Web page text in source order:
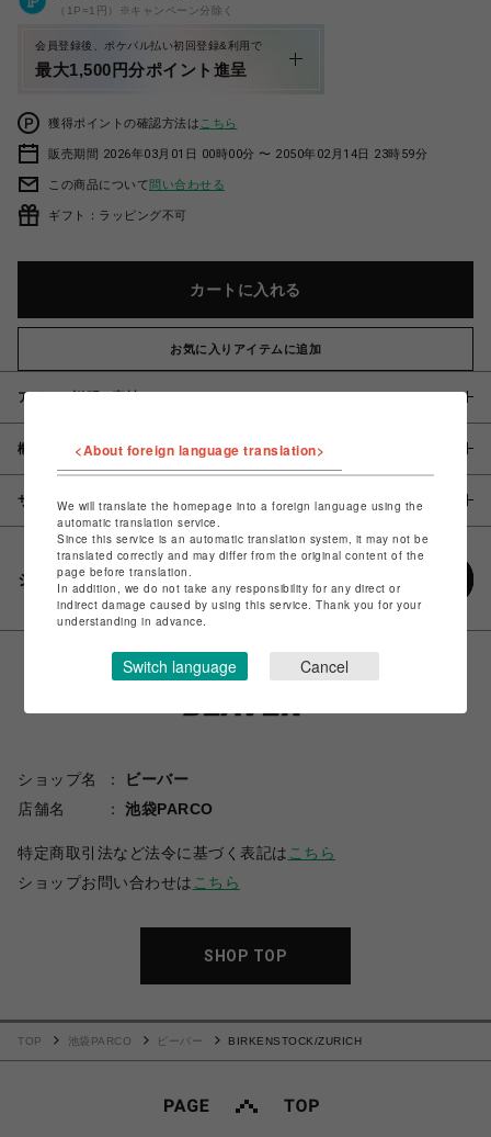
（1P=1円）※キャンペーン分除く
会員登録後、ポケパル払い初回登録&利用で
最大1,500円分ポイント進呈
獲得ポイントの確認方法は こちら
販売期間 2026年03月01日 00時00分 〜 2050年02月14日 23時59分
この商品について問い合わせる
ギフト：ラッピング不可
カートに入れる
お気に入りアイテムに追加
アイテム説明 / 素材
概要
サイズ
シェアする
ショップ名
ビーバー
店舗名
池袋PARCO
特定商取引法など法令に基づく表記は こちら
ショップお問い合わせは こちら
SHOP TOP
TOP 池袋PARCO ビーバー BIRKENSTOCK/ZURICH
<About foreign language translation>
We will translate the homepage into a foreign language using the
automatic translation service.
Since this service is an automatic translation system, it may not be
translated correctly and may differ from the original content of the
page before translation.
In addition, we do not take any responsibility for any direct or
indirect damage caused by using this service. Thank you for your
understanding in advance.
Switch language Cancel